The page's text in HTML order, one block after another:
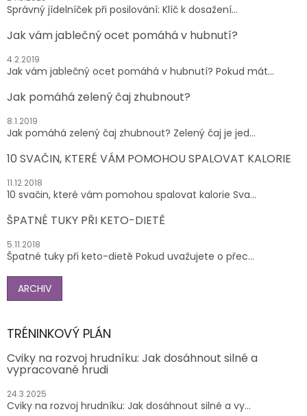
Správný jídelníček při posilování: Klíč k dosažení...
Jak vám jablečný ocet pomáhá v hubnutí?
4.2.2019
Jak vám jablečný ocet pomáhá v hubnutí? Pokud mát...
Jak pomáhá zelený čaj zhubnout?
8.1.2019
Jak pomáhá zelený čaj zhubnout? Zelený čaj je jed...
10 SVAČIN, KTERÉ VÁM POMOHOU SPALOVAT KALORIE
11.12.2018
10 svačin, které vám pomohou spalovat kalorie Sva...
ŠPATNÉ TUKY PŘI KETO-DIETĚ
5.11.2018
Špatné tuky při keto-dietě Pokud uvažujete o přec...
ARCHIV
TRÉNINKOVÝ PLÁN
Cviky na rozvoj hrudníku: Jak dosáhnout silné a
vypracované hrudi
24.3.2025
Cviky na rozvoj hrudníku: Jak dosáhnout silné a vy...